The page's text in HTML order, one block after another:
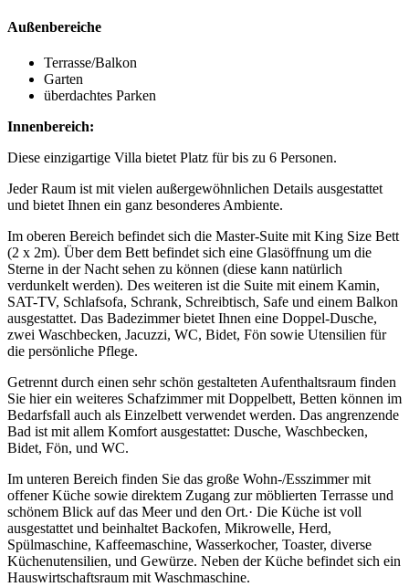
Außenbereiche
Terrasse/Balkon
Garten
überdachtes Parken
Innenbereich:
Diese einzigartige Villa bietet Platz für bis zu 6 Personen.
Jeder Raum ist mit vielen außergewöhnlichen Details ausgestattet
und bietet Ihnen ein ganz besonderes Ambiente.
Im oberen Bereich befindet sich die Master-Suite mit King Size Bett
(2 x 2m). Über dem Bett befindet sich eine Glasöffnung um die
Sterne in der Nacht sehen zu können (diese kann natürlich
verdunkelt werden). Des weiteren ist die Suite mit einem Kamin,
SAT-TV, Schlafsofa, Schrank, Schreibtisch, Safe und einem Balkon
ausgestattet. Das Badezimmer bietet Ihnen eine Doppel-Dusche,
zwei Waschbecken, Jacuzzi, WC, Bidet, Fön sowie Utensilien für
die persönliche Pflege.
Getrennt durch einen sehr schön gestalteten Aufenthaltsraum finden
Sie hier ein weiteres Schafzimmer mit Doppelbett, Betten können im
Bedarfsfall auch als Einzelbett verwendet werden. Das angrenzende
Bad ist mit allem Komfort ausgestattet: Dusche, Waschbecken,
Bidet, Fön, und WC.
Im unteren Bereich finden Sie das große Wohn-/Esszimmer mit
offener Küche sowie direktem Zugang zur möblierten Terrasse und
schönem Blick auf das Meer und den Ort.· Die Küche ist voll
ausgestattet und beinhaltet Backofen, Mikrowelle, Herd,
Spülmaschine, Kaffeemaschine, Wasserkocher, Toaster, diverse
Küchenutensilien, und Gewürze. Neben der Küche befindet sich ein
Hauswirtschaftsraum mit Waschmaschine.